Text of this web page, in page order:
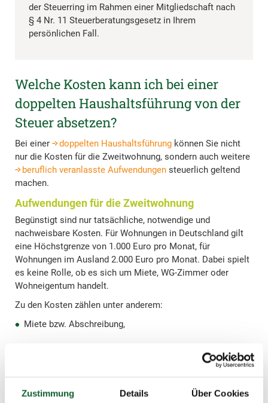
Zustimmung Details Über Cookies
der Steuerring im Rahmen einer Mitgliedschaft nach
§ 4 Nr. 11 Steuerberatungsgesetz in Ihrem
persönlichen Fall.
Welche Kosten kann ich bei einer
doppelten Haushaltsführung von der
Steuer absetzen?
Bei einer doppelten Haushaltsführung können Sie nicht
nur die Kosten für die Zweitwohnung, sondern auch weitere
beruflich veranlasste Aufwendungen steuerlich geltend
machen.
Aufwendungen für die Zweitwohnung
Begünstigt sind nur tatsächliche, notwendige und
nachweisbare Kosten. Für Wohnungen in Deutschland gilt
eine Höchstgrenze von 1.000 Euro pro Monat, für
Wohnungen im Ausland 2.000 Euro pro Monat. Dabei spielt
es keine Rolle, ob es sich um Miete, WG-Zimmer oder
Wohneigentum handelt.
Zu den Kosten zählen unter anderem:
Miete bzw. Abschreibung,